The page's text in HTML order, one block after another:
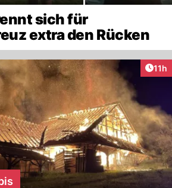
sich für
extra den Rücken
11h